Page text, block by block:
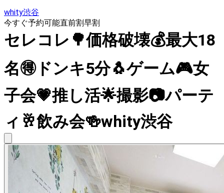
whity渋谷
今すぐ予約可能直前割早割
セレコレ🌳価格破壊💰最大18
名🉐ドンキ5分🐧ゲーム🎮女
子会💗推し活🌟撮影📷パーテ
ィ🥂飲み会🍻whity渋谷